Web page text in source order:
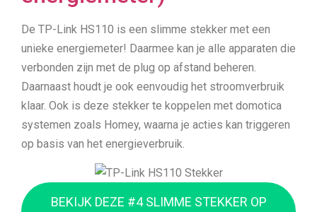
De TP-Link HS110 is een slimme stekker met een
unieke energiemeter! Daarmee kan je alle apparaten die
verbonden zijn met de plug op afstand beheren.
Daarnaast houdt je ook eenvoudig het stroomverbruik
klaar. Ook is deze stekker te koppelen met domotica
systemen zoals Homey, waarna je acties kan triggeren
op basis van het energieverbruik.
BEKIJK DEZE #4 SLIMME STEKKER OP